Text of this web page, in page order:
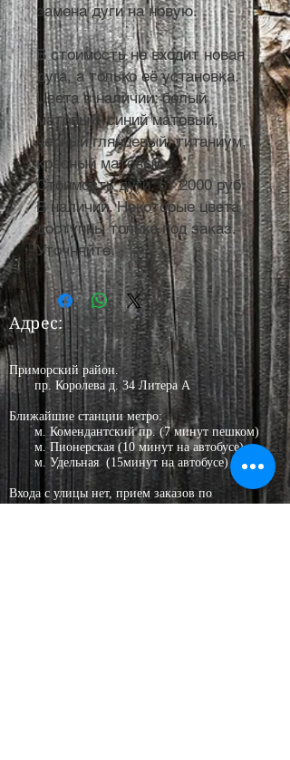
замена дуги на новую.
В стоимость не входит новая
дуга, а только её установка.
Цвета в наличии: белый
матовый, синий матовый,
черный глянцевый, титаниум,
красный матовый.
Стоимость дуги: от 2000 руб.
В наличии. Некоторые цвета
доступны только под заказ.
Уточняйте.
Адрес:
Приморский район.
пр. Королева д. 34 Литера А
Ближайшие станции метро:
м. Комендантский пр. (7 минут пешком)
м. Пионерская (10 минут на автобусе)
м. Удельная (15минут на автобусе)
​Входа с улицы нет, прием заказов по